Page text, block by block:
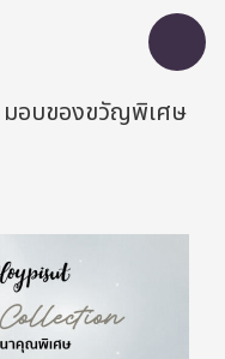
มอบของขวัญพิเศษ